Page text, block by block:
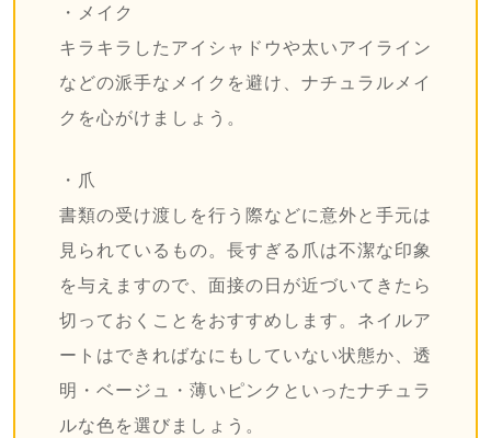
・メイク
キラキラしたアイシャドウや太いアイライン
などの派手なメイクを避け、ナチュラルメイ
クを心がけましょう。
・爪
書類の受け渡しを行う際などに意外と手元は
見られているもの。長すぎる爪は不潔な印象
を与えますので、面接の日が近づいてきたら
切っておくことをおすすめします。ネイルア
ートはできればなにもしていない状態か、透
明・ベージュ・薄いピンクといったナチュラ
ルな色を選びましょう。